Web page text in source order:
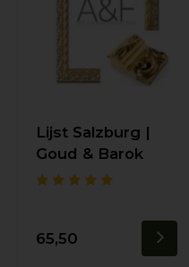
Lijst Salzburg |
Goud & Barok
65,50